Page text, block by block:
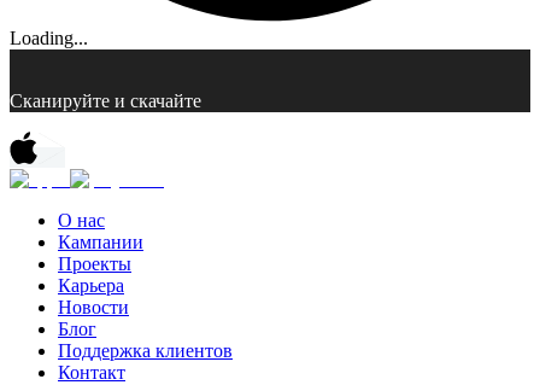
Loading...
Сканируйте и скачайте
О нас
Кампании
Проекты
Карьера
Новости
Блог
Поддержка клиентов
Контакт